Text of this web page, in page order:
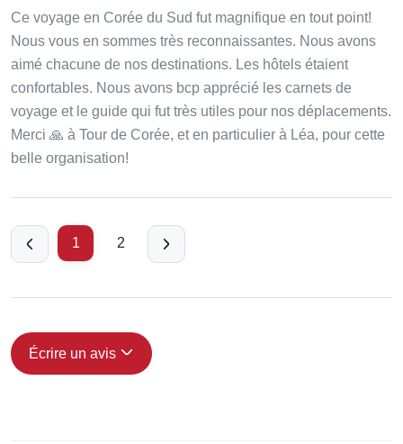
Ce voyage en Corée du Sud fut magnifique en tout point!
Nous vous en sommes très reconnaissantes. Nous avons
aimé chacune de nos destinations. Les hôtels étaient
confortables. Nous avons bcp apprécié les carnets de
voyage et le guide qui fut très utiles pour nos déplacements.
Merci 🙏 à Tour de Corée, et en particulier à Léa, pour cette
belle organisation!
1 2
Écrire un avis